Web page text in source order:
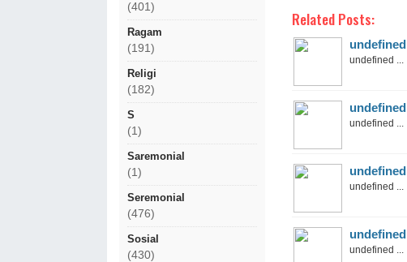
(401)
Ragam
(191)
Religi
(182)
S
(1)
Saremonial
(1)
Seremonial
(476)
Sosial
(430)
Related Posts:
undefined
undefined ...
undefined
undefined ...
undefined
undefined ...
undefined
undefined ...